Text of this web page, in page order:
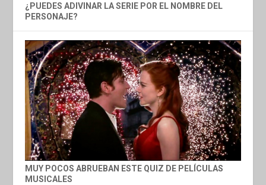
¿PUEDES ADIVINAR LA SERIE POR EL NOMBRE DEL
PERSONAJE?
MUY POCOS ABRUEBAN ESTE QUIZ DE PELÍCULAS
MUSICALES